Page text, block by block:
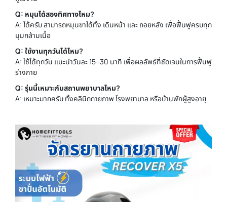
Q: หมุนได้สองทิศทางไหม?
A: ได้ครับ สามารถหมุนขาได้ทั้ง เดินหน้า และ ถอยหลัง เพื่อฟื้นฟูครบทุก
มุมกล้ามเนื้อ
Q: ใช้งานทุกวันได้ไหม?
A: ใช้ได้ทุกวัน แนะนำวันละ 15–30 นาที เพื่อผลลัพธ์ที่ชัดเจนในการฟื้นฟู
ร่างกาย
Q: รุ่นนี้เหมาะกับสถานพยาบาลไหม?
A: เหมาะมากครับ ทั้งคลินิกกายภาพ โรงพยาบาล หรือบ้านพักผู้สูงอายุ